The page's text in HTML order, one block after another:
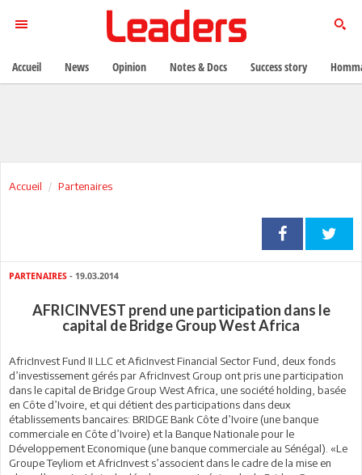
Accueil Partenaires
PARTENAIRES - 19.03.2014
AFRICINVEST prend une participation dans le
capital de Bridge Group West Africa
AfricInvest Fund II LLC et AficInvest Financial Sector Fund, deux fonds
d’investissement gérés par AfricInvest Group ont pris une participation
dans le capital de Bridge Group West Africa, une société holding, basée
en Côte d’Ivoire, et qui détient des participations dans deux
établissements bancaires: BRIDGE Bank Côte d’Ivoire (une banque
commerciale en Côte d’Ivoire) et la Banque Nationale pour le
Développement Economique (une banque commerciale au Sénégal). «Le
Groupe Teyliom et AfricInvest s’associent dans le cadre de la mise en
Accueil News Opinion Notes & Docs Success story